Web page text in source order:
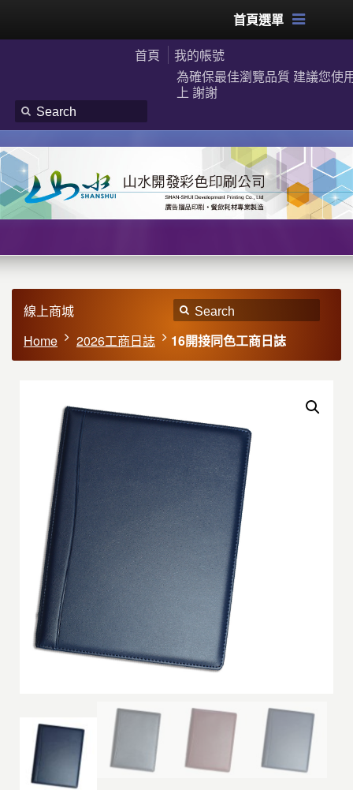
首頁選單
首頁
我的帳號
為確保最佳瀏覽品質 建議您使
上 謝謝
線上商城
Home
2026工商日誌 16開接同色工商日誌